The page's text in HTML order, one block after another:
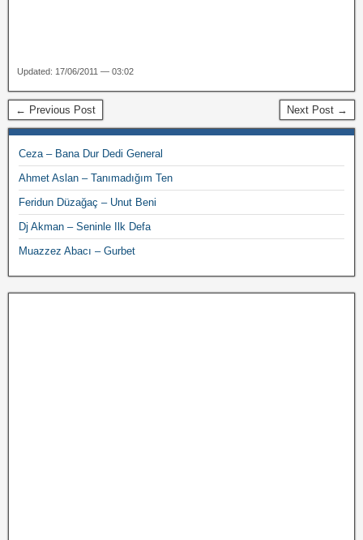
Updated: 17/06/2011 — 03:02
← Previous Post Next Post →
Ceza – Bana Dur Dedi General
Ahmet Aslan – Tanımadığım Ten
Feridun Düzağaç – Unut Beni
Dj Akman – Seninle Ilk Defa
Muazzez Abacı – Gurbet